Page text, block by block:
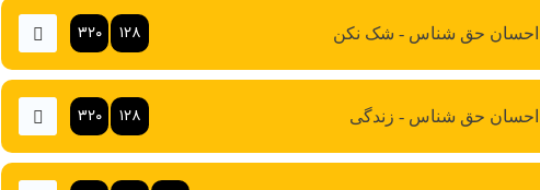
احسان حق شناس - شک نکن ۱۲۸ ۳۲۰
احسان حق شناس - زندگی ۱۲۸ ۳۲۰